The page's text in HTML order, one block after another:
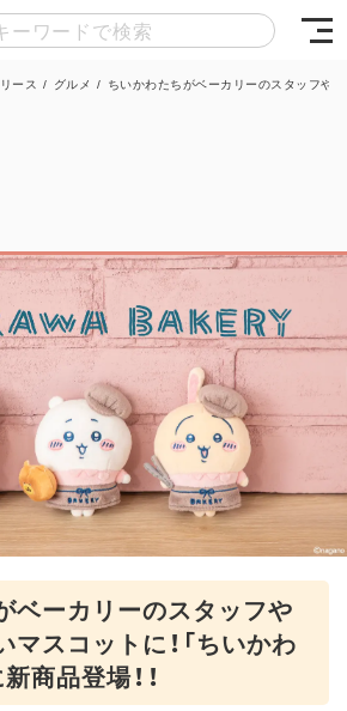
ース / グルメ / ちいかわたちがベーカリーのスタッフやサ
ベーカリーのスタッフや
スコットに！「ちいかわ
商品登場！！